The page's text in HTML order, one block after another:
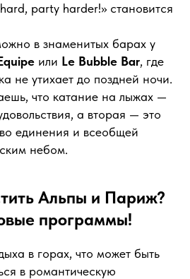
party harder!» становится
в знаменитых барах у
или Le Bubble Bar, где
не утихает до поздней ночи.
что катание на лыжах —
а вторая — это
единения и всеобщей
небом.
Альпы и Париж?
программы!
в горах, что может быть
в романтическую